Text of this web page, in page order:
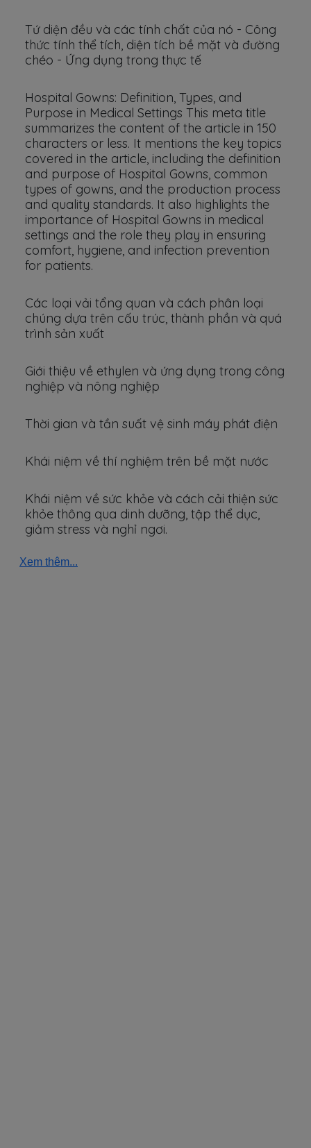
Tứ diện đều và các tính chất của nó - Công
thức tính thể tích, diện tích bề mặt và đường
chéo - Ứng dụng trong thực tế
Hospital Gowns: Definition, Types, and
Purpose in Medical Settings This meta title
summarizes the content of the article in 150
characters or less. It mentions the key topics
covered in the article, including the definition
and purpose of Hospital Gowns, common
types of gowns, and the production process
and quality standards. It also highlights the
importance of Hospital Gowns in medical
settings and the role they play in ensuring
comfort, hygiene, and infection prevention
for patients.
Các loại vải tổng quan và cách phân loại
chúng dựa trên cấu trúc, thành phần và quá
trình sản xuất
Giới thiệu về ethylen và ứng dụng trong công
nghiệp và nông nghiệp
Thời gian và tần suất vệ sinh máy phát điện
Khái niệm về thí nghiệm trên bề mặt nước
Khái niệm về sức khỏe và cách cải thiện sức
khỏe thông qua dinh dưỡng, tập thể dục,
giảm stress và nghỉ ngơi.
Xem thêm...